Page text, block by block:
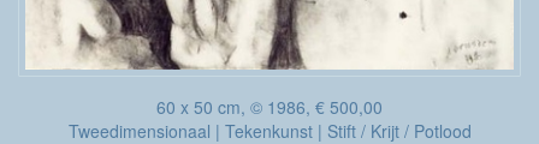
60 x 50 cm, © 1986, € 500,00
Tweedimensionaal | Tekenkunst | Stift / Krijt / Potlood